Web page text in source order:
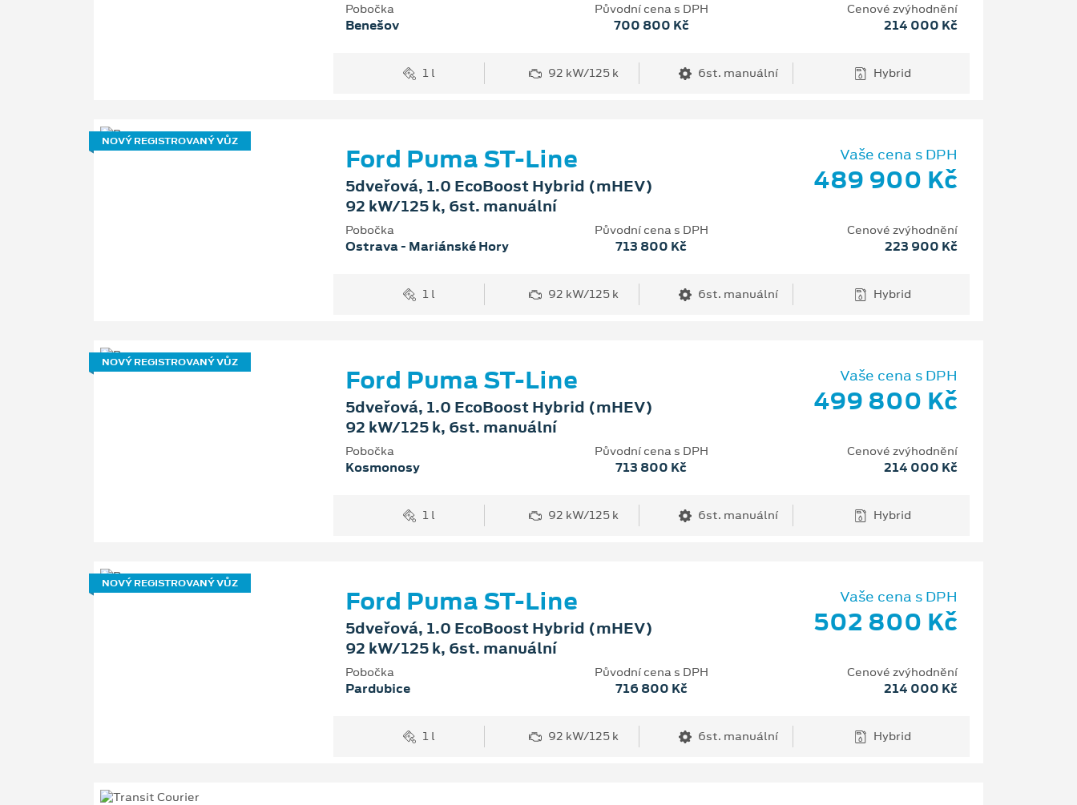
Pobočka
Benešov
Původní cena s DPH
700 800 Kč
Cenové zvýhodnění
214 000 Kč
1 l 92 kW/125 k 6st. manuální Hybrid
NOVÝ REGISTROVANÝ VŮZ
Ford Puma ST-Line
5dveřová, 1.0 EcoBoost Hybrid (mHEV)
92 kW/125 k, 6st. manuální
Vaše cena s DPH
489 900 Kč
Pobočka
Ostrava - Mariánské Hory
Původní cena s DPH
713 800 Kč
Cenové zvýhodnění
223 900 Kč
1 l 92 kW/125 k 6st. manuální Hybrid
NOVÝ REGISTROVANÝ VŮZ
Ford Puma ST-Line
5dveřová, 1.0 EcoBoost Hybrid (mHEV)
92 kW/125 k, 6st. manuální
Vaše cena s DPH
499 800 Kč
Pobočka
Kosmonosy
Původní cena s DPH
713 800 Kč
Cenové zvýhodnění
214 000 Kč
1 l 92 kW/125 k 6st. manuální Hybrid
NOVÝ REGISTROVANÝ VŮZ
Ford Puma ST-Line
5dveřová, 1.0 EcoBoost Hybrid (mHEV)
92 kW/125 k, 6st. manuální
Vaše cena s DPH
502 800 Kč
Pobočka
Pardubice
Původní cena s DPH
716 800 Kč
Cenové zvýhodnění
214 000 Kč
1 l 92 kW/125 k 6st. manuální Hybrid